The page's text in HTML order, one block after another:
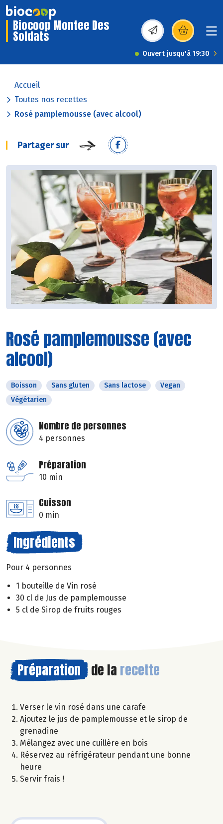
Biocoop Montee Des
Soldats (s’ouvre dans une
Ouvert jusqu'à 19:30
Accueil
Toutes nos recettes
Rosé pamplemousse (avec alcool)
Partager sur
Rosé pamplemousse (avec
alcool)
Boisson Sans gluten Sans lactose
Vegan
Végétarien
Nombre de personnes
4 personnes
Préparation
10 min
Cuisson
0 min
Ingrédients
Pour 4 personnes
1 bouteille de Vin rosé
30 cl de Jus de pamplemousse
5 cl de Sirop de fruits rouges
Préparation de la recette
Verser le vin rosé dans une carafe
Ajoutez le jus de pamplemousse et le sirop de
grenadine
Mélangez avec une cuillère en bois
Réservez au réfrigérateur pendant une bonne
heure
Servir frais !